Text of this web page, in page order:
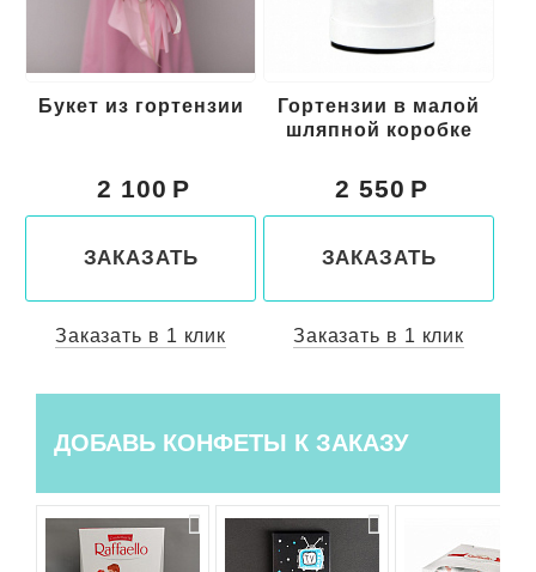
Гортензии в малой
2 550
ЗАКАЗАТЬ
Заказать в 1 клик
Букет гортензий и
альстромерий
2 650
ЗАКАЗАТЬ
Заказать в 1 клик
ДОБАВЬ КОНФЕТЫ К ЗАКАЗУ